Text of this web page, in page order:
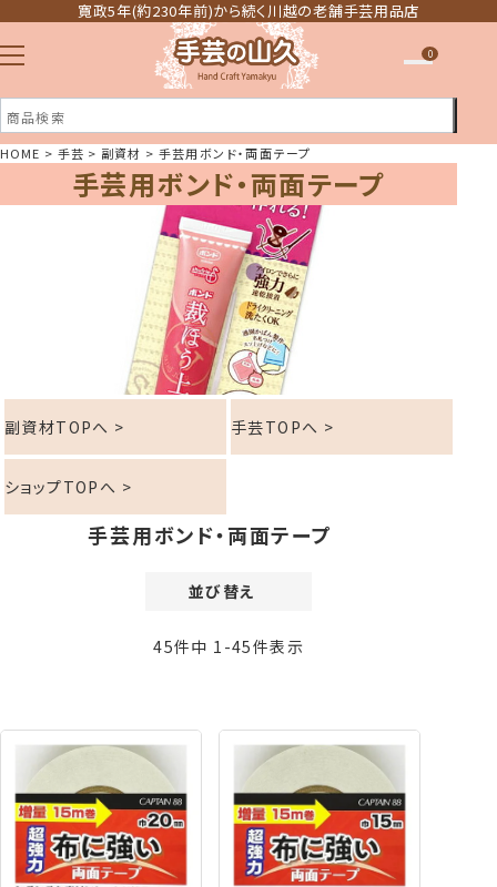
寛政5年(約230年前)から続く川越の老舗手芸用品店
注文履歴
ほしい物リスト
0
HOME 手芸 副資材 手芸用ボンド・両面テープ
手芸用ボンド・両面テープ
副資材TOPへ > 手芸TOPへ >
ショップTOPへ >
手芸用ボンド・両面テープ
並び替え
価格が高い順
おすすめ順
レビュー順
45件中 1 -45件表示